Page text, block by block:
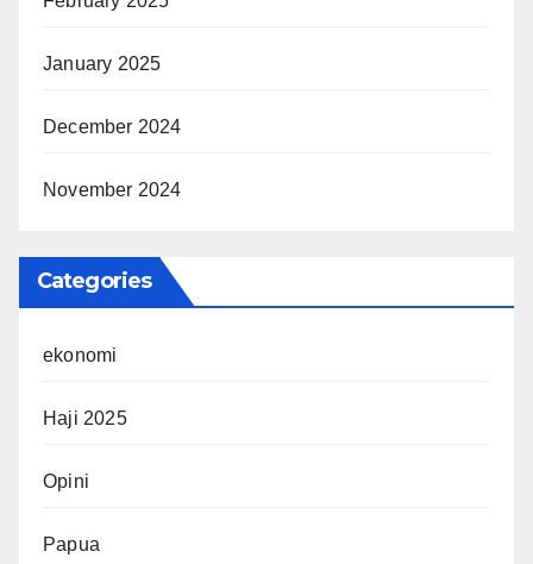
January 2025
December 2024
November 2024
Categories
ekonomi
Haji 2025
Opini
Papua